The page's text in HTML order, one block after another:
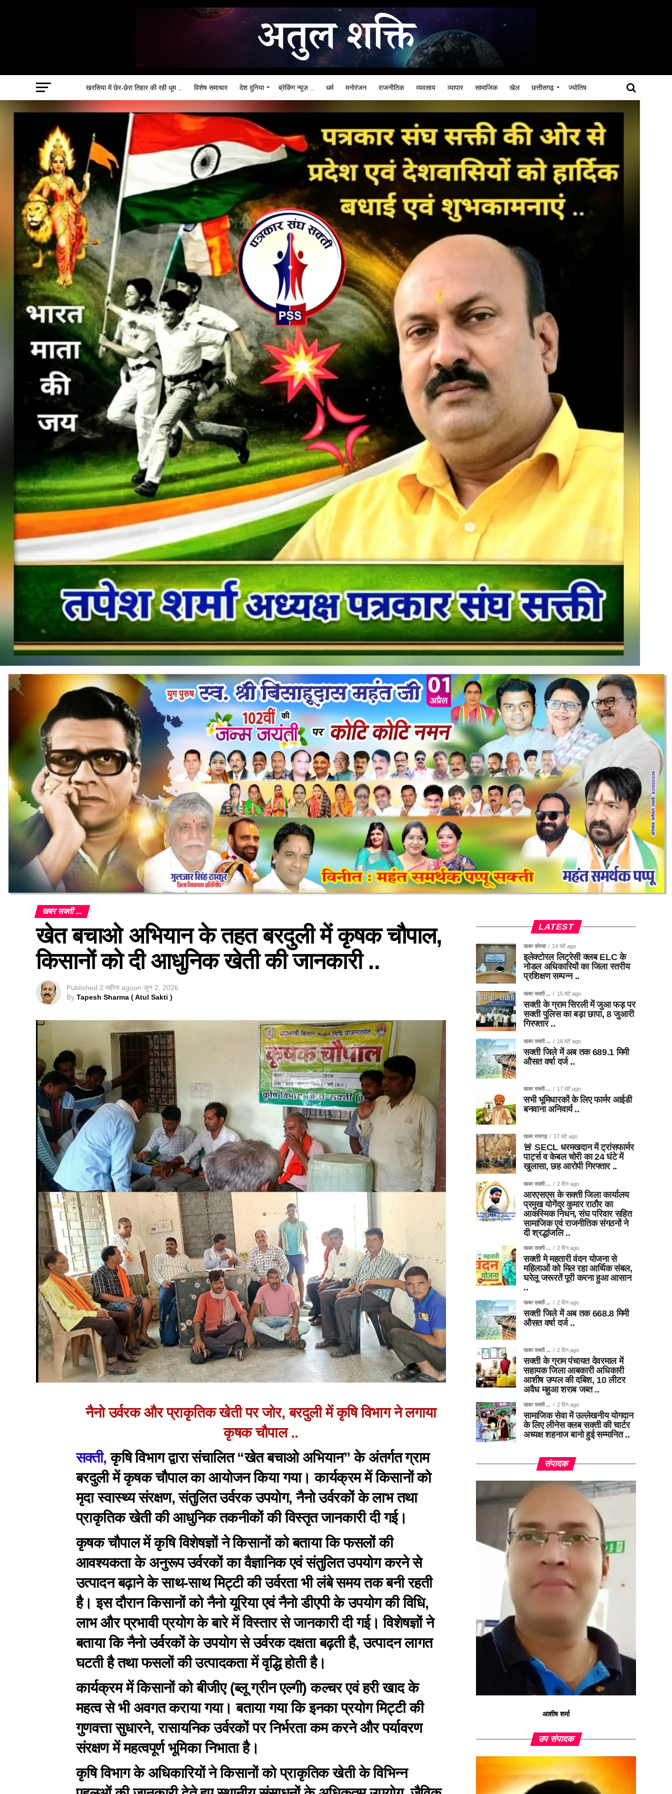
खरसिया में छेर-छेरा तिहार की रही धूम .. विशेष समाचार देश दुनिया ब्रेकिंग न्यूज़ .. धर्म मनोरंजन राजनीतिक व्यवसाय व्यापार सामाजिक खेल छत्तीसगढ़ ज्योतिष
खबर सक्ती ...
खेत बचाओ अभियान के तहत बरदुली में कृषक चौपाल,
किसानों को दी आधुनिक खेती की जानकारी ..
Published 2 महीना agoon जून 2, 2026
By Tapesh Sharma ( Atul Sakti )
नैनो उर्वरक और प्राकृतिक खेती पर जोर, बरदुली में कृषि विभाग ने लगाया
कृषक चौपाल ..
सक्ती, कृषि विभाग द्वारा संचालित “खेत बचाओ अभियान” के अंतर्गत ग्राम
बरदुली में कृषक चौपाल का आयोजन किया गया। कार्यक्रम में किसानों को
मृदा स्वास्थ्य संरक्षण, संतुलित उर्वरक उपयोग, नैनो उर्वरकों के लाभ तथा
प्राकृतिक खेती की आधुनिक तकनीकों की विस्तृत जानकारी दी गई।
कृषक चौपाल में कृषि विशेषज्ञों ने किसानों को बताया कि फसलों की
आवश्यकता के अनुरूप उर्वरकों का वैज्ञानिक एवं संतुलित उपयोग करने से
उत्पादन बढ़ाने के साथ-साथ मिट्टी की उर्वरता भी लंबे समय तक बनी रहती
है। इस दौरान किसानों को नैनो यूरिया एवं नैनो डीएपी के उपयोग की विधि,
लाभ और प्रभावी प्रयोग के बारे में विस्तार से जानकारी दी गई। विशेषज्ञों ने
बताया कि नैनो उर्वरकों के उपयोग से उर्वरक दक्षता बढ़ती है, उत्पादन लागत
घटती है तथा फसलों की उत्पादकता में वृद्धि होती है।
कार्यक्रम में किसानों को बीजीए (ब्लू ग्रीन एल्गी) कल्चर एवं हरी खाद के
महत्व से भी अवगत कराया गया। बताया गया कि इनका प्रयोग मिट्टी की
गुणवत्ता सुधारने, रासायनिक उर्वरकों पर निर्भरता कम करने और पर्यावरण
संरक्षण में महत्वपूर्ण भूमिका निभाता है।
कृषि विभाग के अधिकारियों ने किसानों को प्राकृतिक खेती के विभिन्न
LATEST
खबर कोरबा 14 घंटे ago
इलेक्टोरल लिट्रेसी क्लब ELC के
नोडल अधिकारियों का जिला स्तरीय
प्रशिक्षण सम्पन्न ..
खबर सक्ती ... 15 घंटे ago
सक्ती के ग्राम सिरली में जुआ फड़ पर
सक्ती पुलिस का बड़ा छापा, 8 जुआरी
गिरफ्तार ..
खबर सक्ती ... 16 घंटे ago
सक्ती जिले में अब तक 689.1 मिमी
औसत वर्षा दर्ज ..
खबर सक्ती ... 17 घंटे ago
सभी भूमिधारकों के लिए फार्मर आईडी
बनवाना अनिवार्य ..
खबर रायगढ़ 17 घंटे ago
🚨 SECL धरमखदान में ट्रांसफार्मर
पार्ट्स व केबल चोरी का 24 घंटे में
खुलासा, छह आरोपी गिरफ्तार ..
खबर सक्ती ... 2 दिन ago
आरएसएस के सक्ती जिला कार्यालय
प्रमुख योगेंद्र कुमार राठौर का
आकस्मिक निधन, संघ परिवार सहित
सामाजिक एवं राजनीतिक संगठनों ने
दी श्रद्धांजलि ..
खबर सक्ती ... 2 दिन ago
सक्ती मे महतारी वंदन योजना से
महिलाओं को मिल रहा आर्थिक संबल,
घरेलू जरूरतें पूरी करना हुआ आसान
..
खबर सक्ती ... 2 दिन ago
सक्ती जिले में अब तक 668.8 मिमी
औसत वर्षा दर्ज ..
खबर सक्ती ... 2 दिन ago
सक्ती के ग्राम पंचायत देवरमाल में
सहायक जिला आबकारी अधिकारी
आशीष उप्पल की दबिश, 10 लीटर
अवैध महुआ शराब जब्त ..
खबर सक्ती ... 2 दिन ago
सामाजिक सेवा में उल्लेखनीय योगदान
के लिए लीनेस क्लब सक्ती की चार्टर
अध्यक्ष शहनाज बानो हुई सम्मानित ..
संपादक
आशीष शर्मा
उप संपादक